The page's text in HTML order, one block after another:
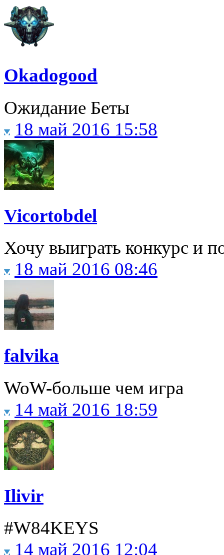
Okadogood
Ожидание Беты
18 май 2016 15:58
Vicortobdel
Хочу выиграть конкурс и
18 май 2016 08:46
falvika
WoW-больше чем игра
14 май 2016 18:59
Ilivir
#W84KEYS
14 май 2016 12:04